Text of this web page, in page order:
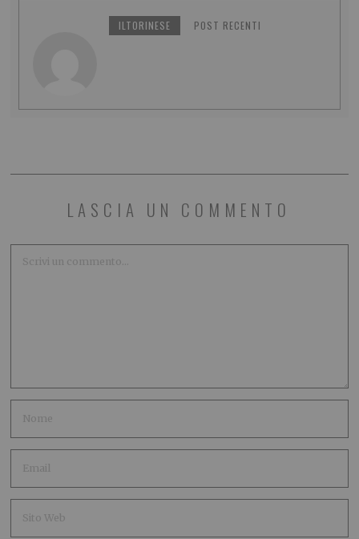
ILTORINESE POST RECENTI
LASCIA UN COMMENTO